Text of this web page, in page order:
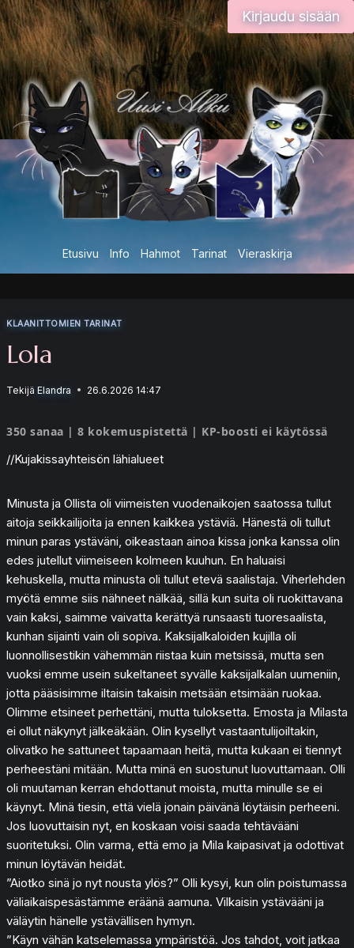
Siirry
sisältöön
Kirjaudu sisään
Etusivu Info Hahmot Tarinat Vieraskirja
KLAANITTOMIEN TARINAT
Lola
Tekijä Elandra 26.6.2026 14:47
350 sanaa | 8 kokemuspistettä | KP-boosti ei käytössä
//Kujakissayhteisön lähialueet
Minusta ja Ollista oli viimeisten vuodenaikojen saatossa tullut
aitoja seikkailijoita ja ennen kaikkea ystäviä. Hänestä oli tullut
minun paras ystäväni, oikeastaan ainoa kissa jonka kanssa olin
edes jutellut viimeiseen kolmeen kuuhun. En haluaisi
kehuskella, mutta minusta oli tullut etevä saalistaja. Viherlehden
myötä emme siis nähneet nälkää, sillä kun suita oli ruokittavana
vain kaksi, saimme vaivatta kerättyä runsaasti tuoresaalista,
kunhan sijainti vain oli sopiva. Kaksijalkaloiden kujilla oli
luonnollisestikin vähemmän riistaa kuin metsissä, mutta sen
vuoksi emme usein sukeltaneet syvälle kaksijalkalan uumeniin,
jotta pääsisimme iltaisin takaisin metsään etsimään ruokaa.
Olimme etsineet perhettäni, mutta tuloksetta. Emosta ja Milasta
ei ollut näkynyt jälkeäkään. Olin kysellyt vastaantulijoiltakin,
olivatko he sattuneet tapaamaan heitä, mutta kukaan ei tiennyt
perheestäni mitään. Mutta minä en suostunut luovuttamaan. Olli
oli muutaman kerran ehdottanut moista, mutta minulle se ei
käynyt. Minä tiesin, että vielä jonain päivänä löytäisin perheeni.
Jos luovuttaisin nyt, en koskaan voisi saada tehtävääni
suoritetuksi. Olin varma, että emo ja Mila kaipasivat ja odottivat
minun löytävän heidät.
”Aiotko sinä jo nyt nousta ylös?” Olli kysyi, kun olin poistumassa
väliaikaispesästämme eräänä aamuna. Vilkaisin ystävääni ja
väläytin hänelle ystävällisen hymyn.
”Käyn vähän katselemassa ympäristöä. Jos tahdot, voit jatkaa